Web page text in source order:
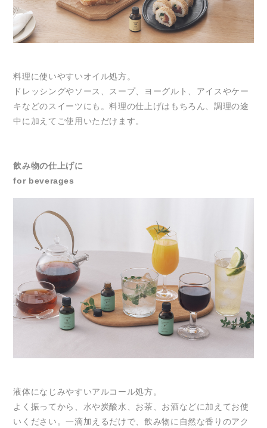
料理に使いやすいオイル処方。
ドレッシングやソース、スープ、ヨーグルト、アイスやケー
キなどのスイーツにも。料理の仕上げはもちろん、調理の途
中に加えてご使用いただけます。
飲み物の仕上げに
for beverages
液体になじみやすいアルコール処方。
よく振ってから、水や炭酸水、お茶、お酒などに加えてお使
いください。一滴加えるだけで、飲み物に自然な香りのアク